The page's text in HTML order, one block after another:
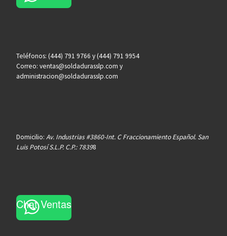
Teléfonos: (444) 791 9766 y (444) 791 9954
Correo: ventas@soldadurasslp.com y
administracion@soldadurasslp.com
Domicilio: Av. Industrias #3860-Int. C Fraccionamiento Español. San
Luis Potosí S.L.P. C.P.: 78398
Chat Ventas